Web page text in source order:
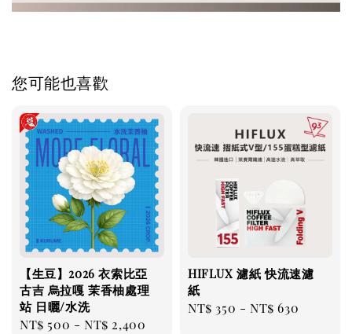
您可能也喜歡
【生豆】2026 衣索比亞
古吉 烏拉嘎 茉香柚處理
站 日曬/水洗
Regular
NT$ 500 -NT$ 2,400
HIFLUX 濾紙 快流速濾
紙
Regular
NT$ 350 -NT$ 630